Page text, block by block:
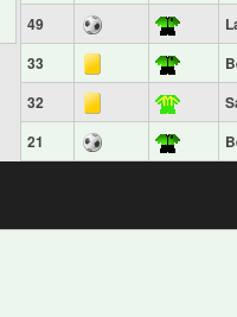
49
33
32
21